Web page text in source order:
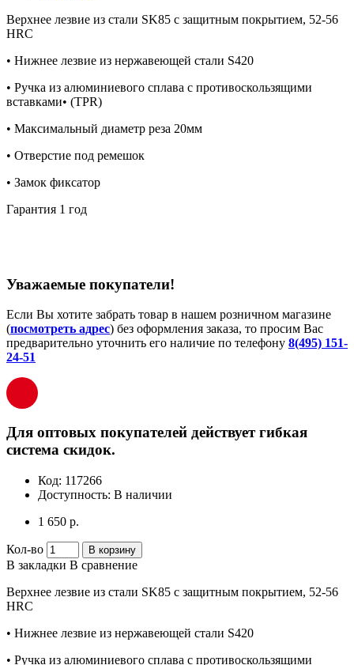
Верхнее лезвие из стали SK85 с защитным покрытием, 52-56
HRC
• Нижнее лезвие из нержавеющей стали S420
• Ручка из алюминиевого сплава с противоскользящими
вставками• (TPR)
• Максимальный диаметр реза 20мм
• Отверстие под ремешок
• Замок фиксатор
Гарантия 1 год
Уважаемые покупатели!
Если Вы хотите забрать товар в нашем розничном магазине
(посмотреть адрес) без оформления заказа, то просим Вас
предварительно уточнить его наличие по телефону 8(495) 151-
24-51
Для оптовых покупателей действует гибкая
система скидок.
Код: 117266
Доступность: В наличии
1 650 р.
Кол-во В корзину
В закладки В сравнение
Верхнее лезвие из стали SK85 с защитным покрытием, 52-56
HRC
• Нижнее лезвие из нержавеющей стали S420
• Ручка из алюминиевого сплава с противоскользящими